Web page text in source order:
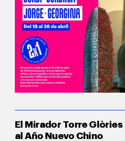
El Mirador Torre
al Año Nuevo Chino